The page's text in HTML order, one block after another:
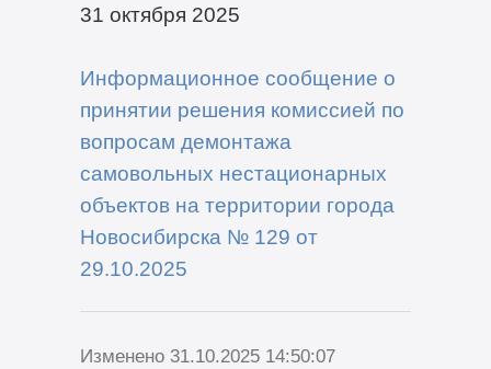
31 октября 2025
Информационное сообщение о
принятии решения комиссией по
вопросам демонтажа
самовольных нестационарных
объектов на территории города
Новосибирска № 129 от
29.10.2025
Изменено 31.10.2025 14:50:07